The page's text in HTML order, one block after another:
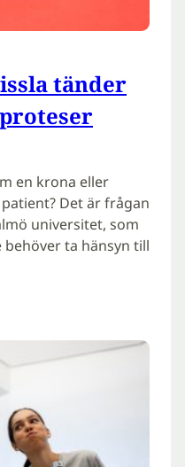
tänder
en krona eller
Det är frågan
universitet, som
ta hänsyn till